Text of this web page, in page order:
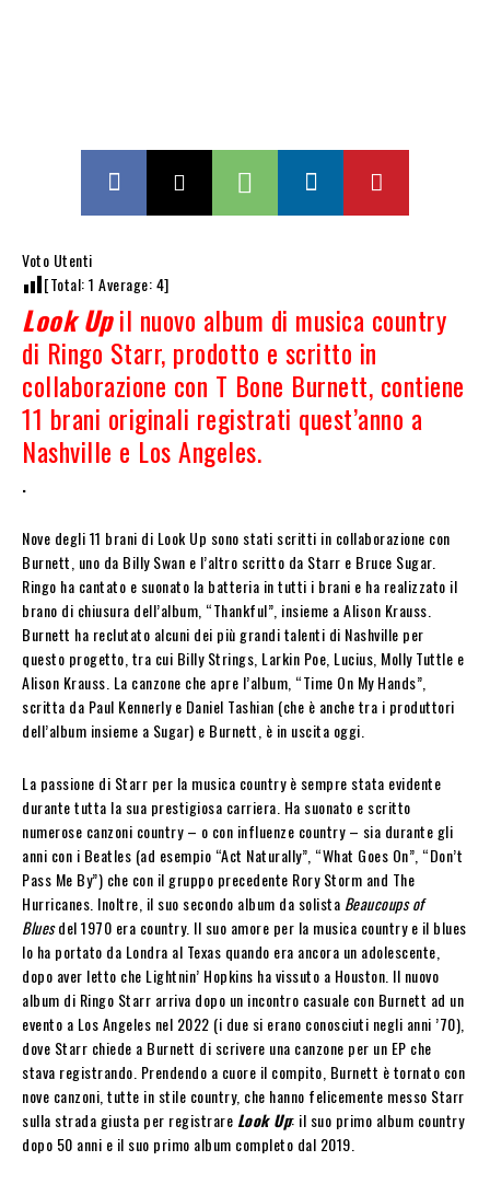
Voto Utenti
[Total:1 Average:4]
Look Upil nuovo album di musica country
di Ringo Starr, prodotto e scritto in
collaborazione con T Bone Burnett, contiene
11 brani originali registrati quest’anno a
Nashville e Los Angeles.
.
Nove degli 11 brani di Look Up sono stati scritti in collaborazione con
Burnett, uno da Billy Swan e l’altro scritto da Starr e Bruce Sugar.
Ringo ha cantato e suonato la batteria in tutti i brani e ha realizzato il
brano di chiusura dell’album, “Thankful”, insieme a Alison Krauss.
Burnett ha reclutato alcuni dei più grandi talenti di Nashville per
questo progetto, tra cui Billy Strings, Larkin Poe, Lucius, Molly Tuttle e
Alison Krauss. La canzone che apre l’album, “Time On My Hands”,
scritta da Paul Kennerly e Daniel Tashian (che è anche tra i produttori
dell’album insieme a Sugar) e Burnett, è in uscita oggi.
La passione di Starr per la musica country è sempre stata evidente
durante tutta la sua prestigiosa carriera. Ha suonato e scritto
numerose canzoni country – o con influenze country – sia durante gli
anni con i Beatles (ad esempio “Act Naturally”, “What Goes On”, “Don’t
Pass Me By”) che con il gruppo precedente Rory Storm and The
Hurricanes. Inoltre, il suo secondo album da solista Beaucoups of
Bluesdel 1970 era country. Il suo amore per la musica country e il blues
lo ha portato da Londra al Texas quando era ancora un adolescente,
dopo aver letto che Lightnin’ Hopkins ha vissuto a Houston. Il nuovo
album di Ringo Starr arriva dopo un incontro casuale con Burnett ad un
evento a Los Angeles nel 2022 (i due si erano conosciuti negli anni ’70),
dove Starr chiede a Burnett di scrivere una canzone per un EP che
stava registrando. Prendendo a cuore il compito, Burnett è tornato con
nove canzoni, tutte in stile country, che hanno felicemente messo Starr
sulla strada giusta per registrare Look Up: il suo primo album country
dopo 50 anni e il suo primo album completo dal 2019.